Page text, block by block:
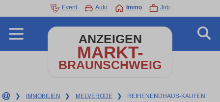
Event Auto Immo Job
ANZEIGEN
MARKT-
BRAUNSCHWEIG
❯ IMMOBILIEN ❯ MELVERODE ❯ REIHENENDHAUS-KAUFEN